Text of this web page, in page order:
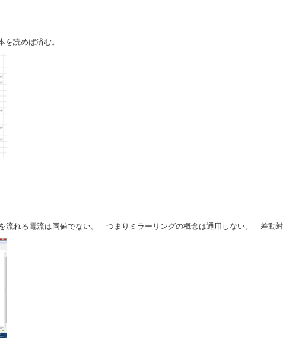
を読めば済む。
れる電流は同値でない。 つまりミラーリングの概念は通用しない。 差動対